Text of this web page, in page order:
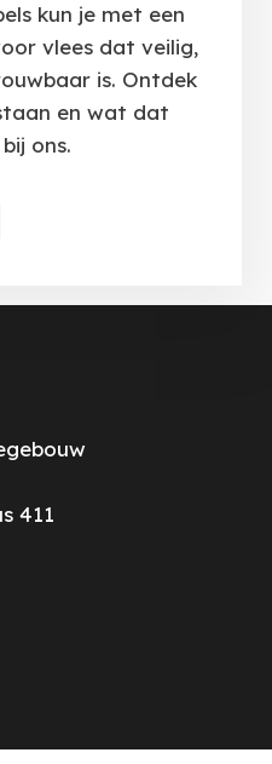
kun je met een
vlees dat veilig,
is. Ontdek
en wat dat
ons.
411